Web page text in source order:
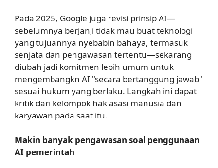
Pada 2025, Google juga revisi prinsip AI—
sebelumnya berjanji tidak mau buat teknologi
yang tujuannya nyebabin bahaya, termasuk
senjata dan pengawasan tertentu—sekarang
diubah jadi komitmen lebih umum untuk
mengembangkn AI "secara bertanggung jawab"
sesuai hukum yang berlaku. Langkah ini dapat
kritik dari kelompok hak asasi manusia dan
karyawan pada saat itu.
Makin banyak pengawasan soal penggunaan
AI pemerintah